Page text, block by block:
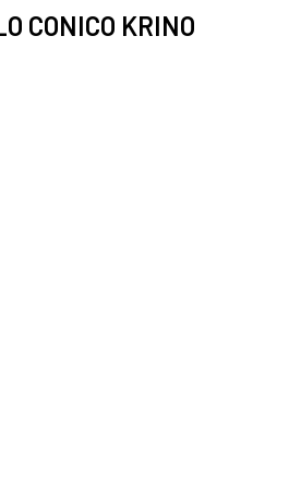
CONICO KRINO